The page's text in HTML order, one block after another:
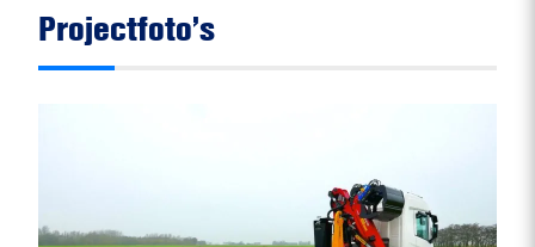
Projectfoto’s